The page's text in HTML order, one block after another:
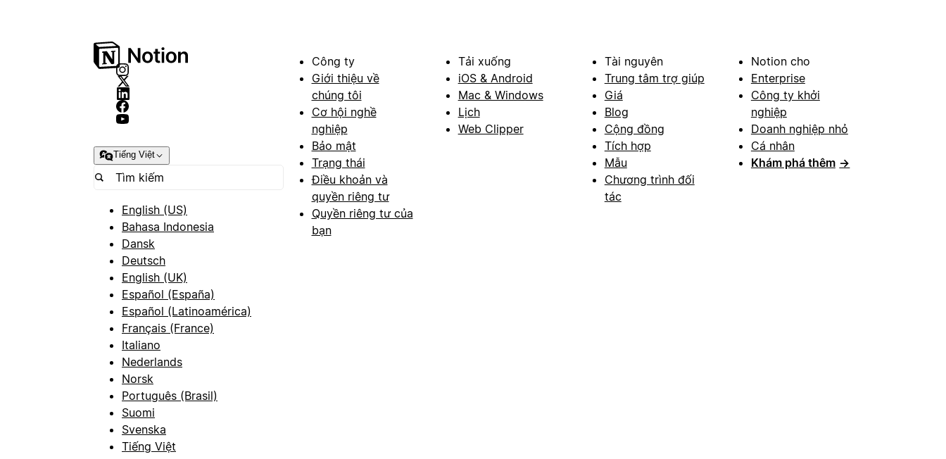
Tiếng Việt
English (US)
Bahasa Indonesia
Dansk
Deutsch
English (UK)
Español (España)
Español (Latinoamérica)
Français (France)
Italiano
Nederlands
Norsk
Português (Brasil)
Suomi
Svenska
Tiếng Việt
Công ty
Giới thiệu về
chúng tôi
Cơ hội nghề
nghiệp
Bảo mật
Trạng thái
Điều khoản và
quyền riêng tư
Quyền riêng tư của
bạn
Tải xuống
iOS & Android
Mac & Windows
Lịch
Web Clipper
Tài nguyên
Trung tâm trợ giúp
Giá
Blog
Cộng đồng
Tích hợp
Mẫu
Chương trình đối
tác
Notion cho
Enterprise
Công ty khởi
nghiệp
Doanh nghiệp nhỏ
Cá nhân
Khám phá thêm →